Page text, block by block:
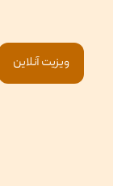
ویزیت آنلاین